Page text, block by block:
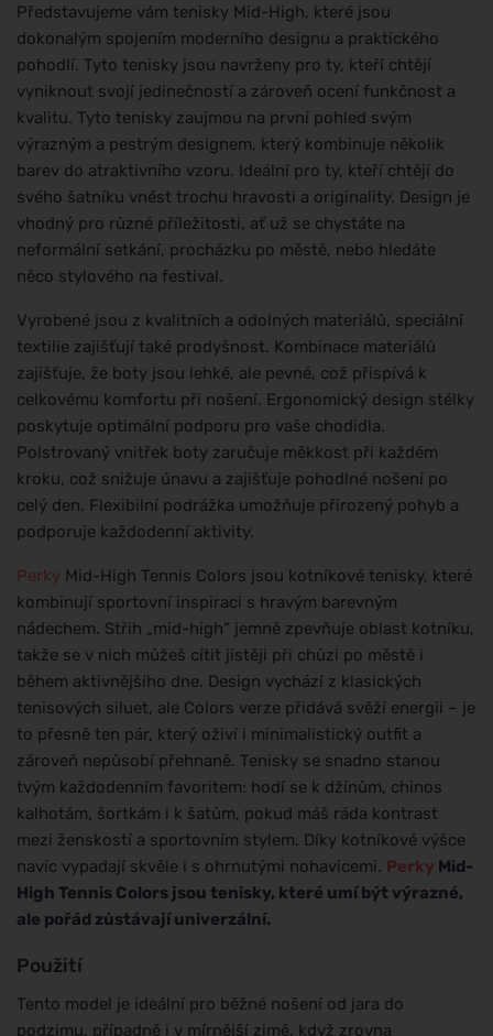
Představujeme vám tenisky Mid-High, které jsou
dokonalým spojením moderního designu a praktického
pohodlí. Tyto tenisky jsou navrženy pro ty, kteří chtějí
vyniknout svojí jedinečností a zároveň ocení funkčnost a
kvalitu. Tyto tenisky zaujmou na první pohled svým
výrazným a pestrým designem, který kombinuje několik
barev do atraktivního vzoru. Ideální pro ty, kteří chtějí do
svého šatníku vnést trochu hravosti a originality. Design je
vhodný pro různé příležitosti, ať už se chystáte na
neformální setkání, procházku po městě, nebo hledáte
něco stylového na festival.
Vyrobené jsou z kvalitních a odolných materiálů, speciální
textilie zajišťují také prodyšnost. Kombinace materiálů
zajišťuje, že boty jsou lehké, ale pevné, což přispívá k
celkovému komfortu při nošení. Ergonomický design stélky
poskytuje optimální podporu pro vaše chodidla.
Polstrovaný vnitřek boty zaručuje měkkost při každém
kroku, což snižuje únavu a zajišťuje pohodlné nošení po
celý den. Flexibilní podrážka umožňuje přirozený pohyb a
podporuje každodenní aktivity.
Perky Mid-High Tennis Colors jsou kotníkové tenisky, které
kombinují sportovní inspiraci s hravým barevným
nádechem. Střih „mid-high“ jemně zpevňuje oblast kotníku,
takže se v nich můžeš cítit jistěji při chůzi po městě i
během aktivnějšího dne. Design vychází z klasických
tenisových siluet, ale Colors verze přidává svěží energii – je
to přesně ten pár, který oživí i minimalistický outfit a
zároveň nepůsobí přehnaně. Tenisky se snadno stanou
tvým každodenním favoritem: hodí se k džínům, chinos
kalhotám, šortkám i k šatům, pokud máš ráda kontrast
mezi ženskostí a sportovním stylem. Díky kotníkové výšce
navíc vypadají skvěle i s ohrnutými nohavicemi. Perky Mid-
High Tennis Colors jsou tenisky, které umí být výrazné,
ale pořád zůstávají univerzální.
Použití
Tento model je ideální pro běžné nošení od jara do
podzimu, případně i v mírnější zimě, když zrovna